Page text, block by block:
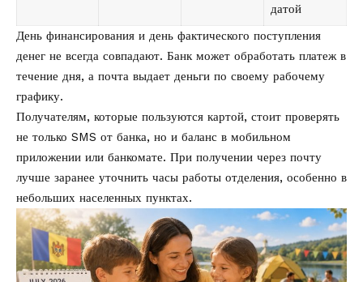
датой
День финансирования и день фактического поступления
денег не всегда совпадают. Банк может обработать платеж в
течение дня, а почта выдает деньги по своему рабочему
графику.
Получателям, которые пользуются картой, стоит проверять
не только SMS от банка, но и баланс в мобильном
приложении или банкомате. При получении через почту
лучше заранее уточнить часы работы отделения, особенно в
небольших населенных пунктах.